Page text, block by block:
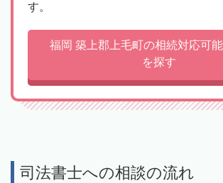
す。
福岡 築上郡上毛町の相続対応可
を探す
司法書士への相談の流れ